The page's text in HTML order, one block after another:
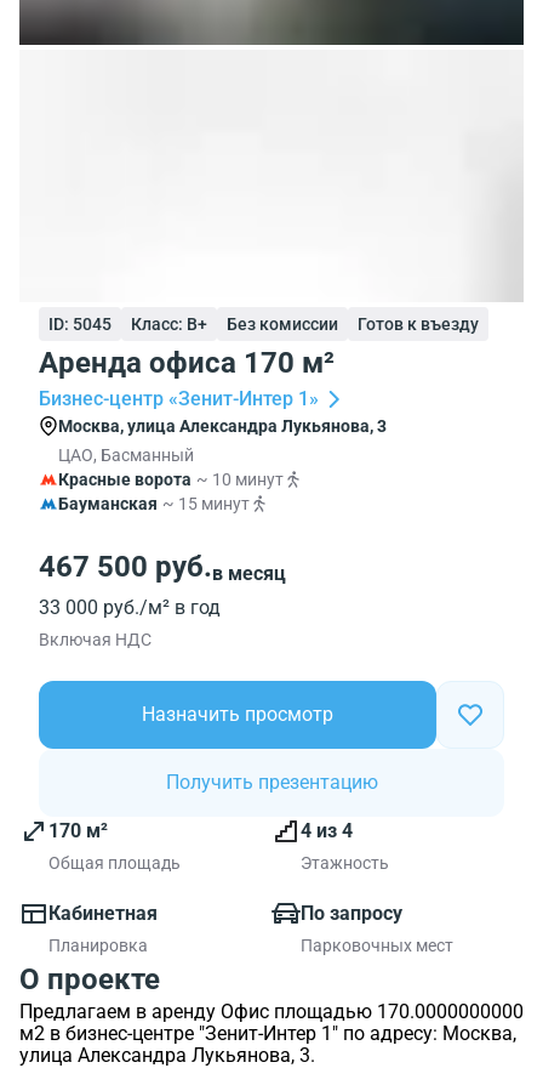
ID: 5045 Класс: B+ Без комиссии Готов к въезду
Аренда офиса 170 м²
Бизнес-центр «Зенит-Интер 1»
Москва, улица Александра Лукьянова, 3
ЦАО, Басманный
Красные ворота ~ 10 минут
Бауманская ~ 15 минут
467 500 руб.в месяц
33 000 руб./м² в год
Включая НДС
Назначить просмотр
Получить презентацию
170 м²
Общая площадь
4 из 4
Этажность
Кабинетная
Планировка
По запросу
Парковочных мест
О проекте
Предлагаем в аренду Офис площадью 170.0000000000
м2 в бизнес-центре "Зенит-Интер 1" по адресу: Москва,
улица Александра Лукьянова, 3.